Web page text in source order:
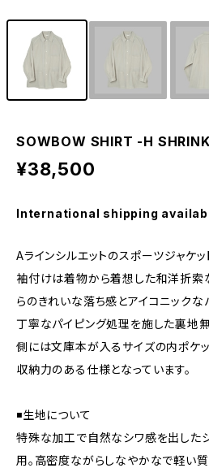
SOWBOW SHIRT -H
¥38,500
International shipping
Aラインシルエットのスポーツジャケッ
袖付けは着物から着想した和洋折索
らのきれいな落ち感とアイコニックな
丁寧なパイピング処理を施した裏地
側には文庫本が入るサイズの内ポケ
収納力のある仕様となっています。
◾️生地について
特殊な加工で自然なシワ感を出した
用。高密度ながらしなやかなで軽い